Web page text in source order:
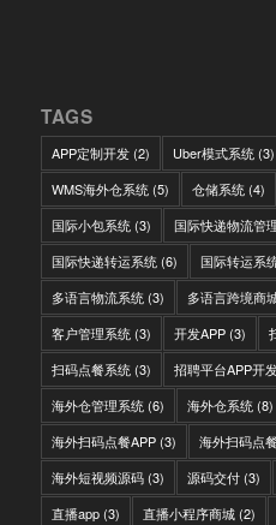
TAGS
APP定制开发(2) Uber模式系统(3)
WMS海外仓系统(5) 仓储系统(4)
国际小包系统(3) 国际快递物流管
国际快递转运系统(6) 国际转运系
多语言物流系统(3) 多语言跨境商
客户管理系统(3) 开发APP(3)
扫码点餐系统(3) 招聘平台APP开
海外仓管理系统(6) 海外仓系统(8)
海外扫码点餐APP(3) 海外扫码点
海外短视频源码(3) 源码交付(3)
直播app(3) 直播小程序商城(2)